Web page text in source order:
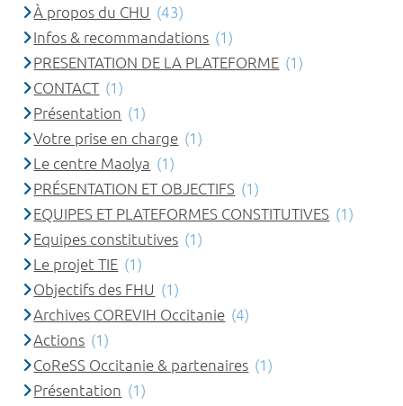
À propos du CHU (43)
Infos & recommandations (1)
PRESENTATION DE LA PLATEFORME (1)
CONTACT (1)
Présentation (1)
Votre prise en charge (1)
Le centre Maolya (1)
PRÉSENTATION ET OBJECTIFS (1)
EQUIPES ET PLATEFORMES CONSTITUTIVES (1)
Equipes constitutives (1)
Le projet TIE (1)
Objectifs des FHU (1)
Archives COREVIH Occitanie (4)
Actions (1)
CoReSS Occitanie & partenaires (1)
Présentation (1)